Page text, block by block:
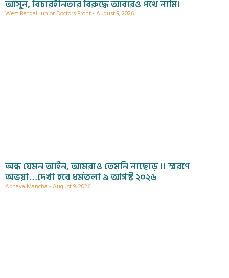
আসুন, বিচারহীনতার বিরুদ্ধে আবারও পথে নামি।
West Bengal Junior Doctors Front August 9, 2026
অন্ধ যেমন আইন, আমরাও তেমনি নাছোড় ।। স্মরণে
অভয়া…দেখা হবে ধর্মতলা ৯ আগস্ট ২০২৬
Abhaya Mancha August 9, 2026